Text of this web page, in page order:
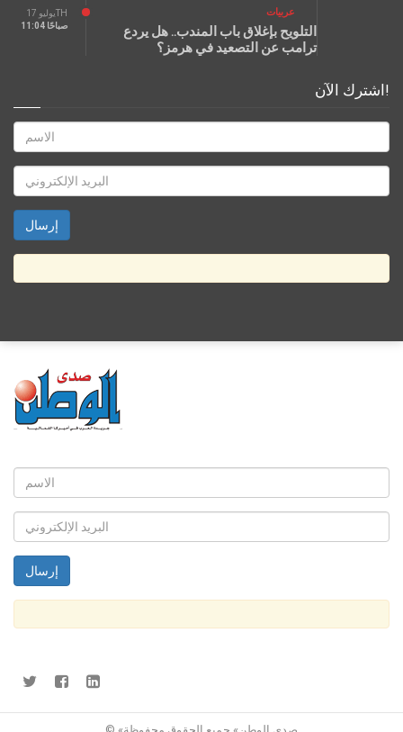
يوليو 17TH
11:04 صباحًا
عربيات
التلويح بإغلاق باب المندب.. هل يردع
ترامب عن التصعيد في هرمز؟
اشترك الآن!